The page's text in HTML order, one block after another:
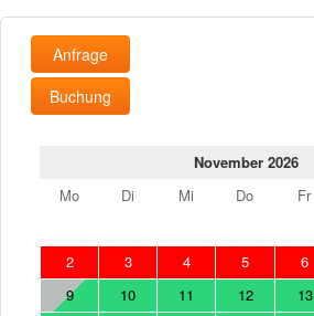
Anfrage
Buchung
November 2026
Mo
Di Mi Do Fr
2
3 4 5 6
9
10 11 12 13